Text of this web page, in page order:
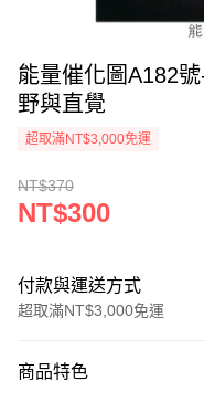
能量催化圖A182
野與直覺
超取滿NT$3,000免運
NT$370
NT$300
付款與運送方式
超取滿NT$3,000免運
信用卡一次付款
商品特色